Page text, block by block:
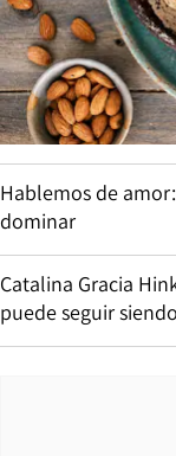
Hablemos de
dominar
Catalina Gracia
puede seguir